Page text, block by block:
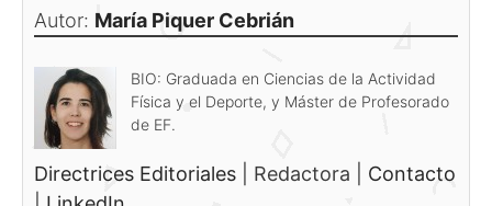
Autor: María Piquer Cebrián
BIO: Graduada en Ciencias de la Actividad
Física y el Deporte, y Máster de Profesorado
de EF.
Directrices Editoriales Redactora
Contacto